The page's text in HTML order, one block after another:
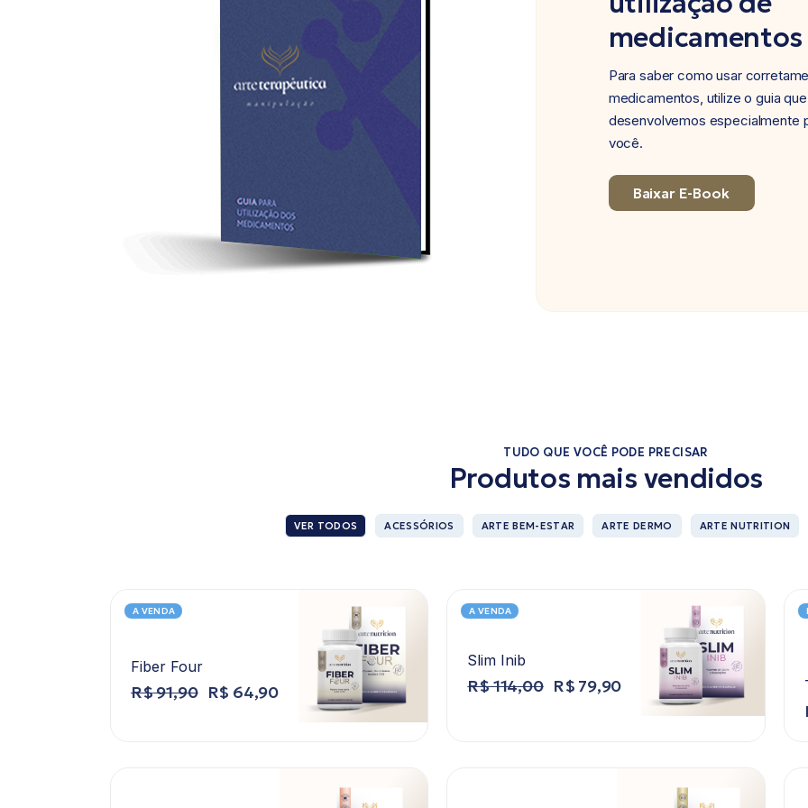
medicamentos
Para saber como usar
medicamentos, utilize o guia que
desenvolvemos especialmente
você.
Baixar E-Book
TUDO QUE VOCÊ PODE PRECISAR
Produtos mais vendidos
VER TODOS ACESSÓRIOS ARTE BEM-ESTAR ARTE DERMO ARTE NUTRITION
A VENDA
Fiber Four
R$91,90 R$ 64,90
A VENDA
Slim Inib
R$114,00 R$ 79,90